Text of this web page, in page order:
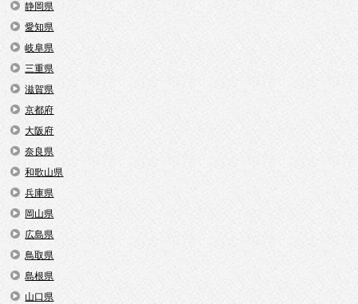
静岡県
愛知県
岐阜県
三重県
滋賀県
京都府
大阪府
奈良県
和歌山県
兵庫県
岡山県
広島県
鳥取県
島根県
山口県